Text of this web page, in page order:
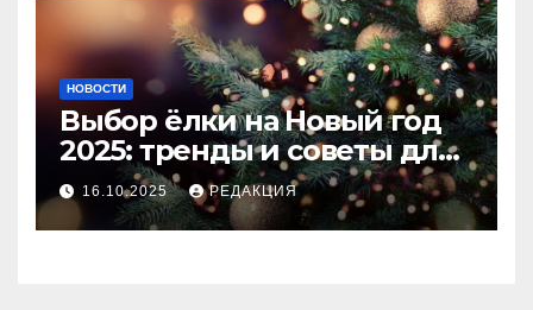
НОВОСТИ
Выбор ёлки на Новый год
2025: тренды и советы для
идеального праздника
16.10.2025 РЕДАКЦИЯ